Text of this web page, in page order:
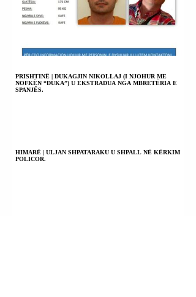
PRISHTINË | DUKAGJIN NIKOLLAJ (I NJOHUR ME
NOFKËN “DUKA”) U EKSTRADUA NGA MBRETËRIA E
SPANJËS.
HIMARË | ULJAN SHPATARAKU U SHPALL NË KËRKIM
POLICOR.